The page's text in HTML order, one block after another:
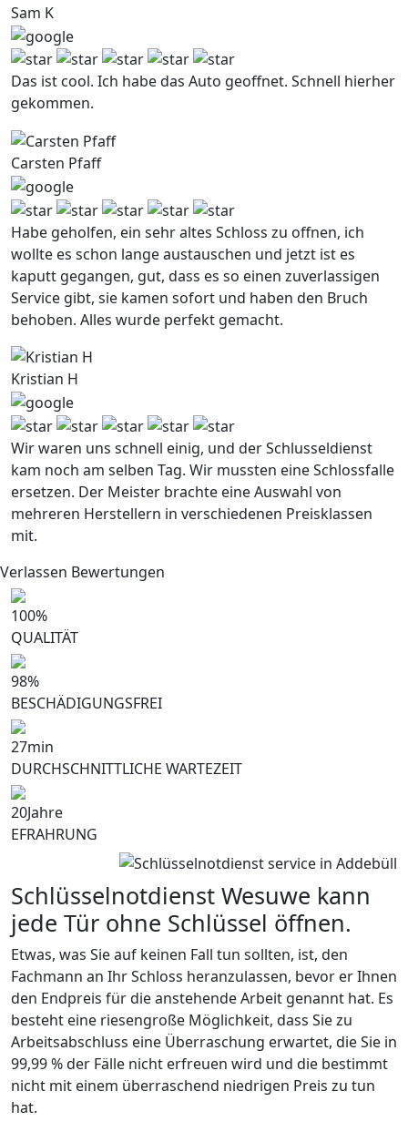
Sam K
Das ist cool. Ich habe das Auto geoffnet. Schnell hierher
gekommen.
Carsten Pfaff
Habe geholfen, ein sehr altes Schloss zu offnen, ich
wollte es schon lange austauschen und jetzt ist es
kaputt gegangen, gut, dass es so einen zuverlassigen
Service gibt, sie kamen sofort und haben den Bruch
behoben. Alles wurde perfekt gemacht.
Kristian H
Wir waren uns schnell einig, und der Schlusseldienst
kam noch am selben Tag. Wir mussten eine Schlossfalle
ersetzen. Der Meister brachte eine Auswahl von
mehreren Herstellern in verschiedenen Preisklassen
mit.
Verlassen Bewertungen
100%
QUALITÄT
98%
BESCHÄDIGUNGSFREI
27min
DURCHSCHNITTLICHE WARTEZEIT
20Jahre
EFRAHRUNG
Schlüsselnotdienst Wesuwe kann
jede Tür ohne Schlüssel öffnen.
Etwas, was Sie auf keinen Fall tun sollten, ist, den
Fachmann an Ihr Schloss heranzulassen, bevor er Ihnen
den Endpreis für die anstehende Arbeit genannt hat. Es
besteht eine riesengroße Möglichkeit, dass Sie zu
Arbeitsabschluss eine Überraschung erwartet, die Sie in
99,99 % der Fälle nicht erfreuen wird und die bestimmt
nicht mit einem überraschend niedrigen Preis zu tun
hat.